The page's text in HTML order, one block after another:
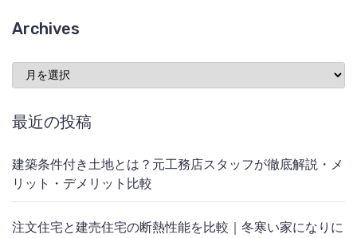
Archives
Archives
最近の投稿
建築条件付き土地とは？元工務店スタッフが徹底解説・メ
リット・デメリット比較
注文住宅と建売住宅の断熱性能を比較｜冬寒い家になりに